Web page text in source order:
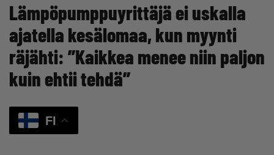
Lämpöpumppuyrittäjä ei uskalla
ajatella kesälomaa, kun myynti
räjähti: ”Kaikkea menee niin paljon
kuin ehtii tehdä”
FI